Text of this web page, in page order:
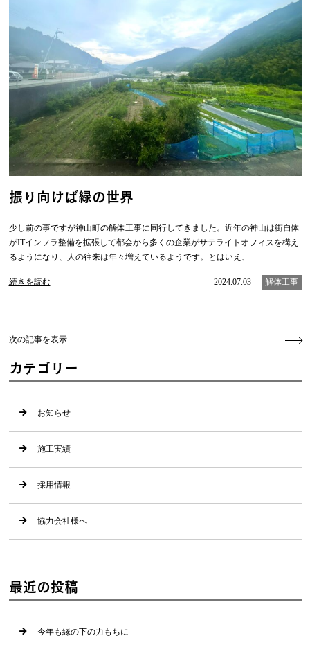
振り向けば緑の世界
少し前の事ですが神山町の解体工事に同行してきました。近年の神山は街自体
がITインフラ整備を拡張して都会から多くの企業がサテライトオフィスを構え
るようになり、人の往来は年々増えているようです。とはいえ、
続きを読む 2024.07.03 解体工事
次の記事を表示
カテゴリー
お知らせ
施工実績
採用情報
協力会社様へ
最近の投稿
今年も縁の下の力もちに